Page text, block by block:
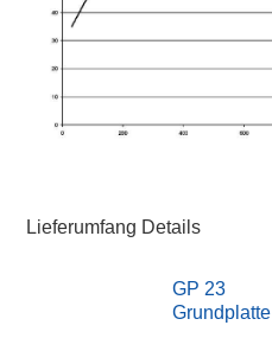
Lieferumfang Details
GP 23
Grundplatte